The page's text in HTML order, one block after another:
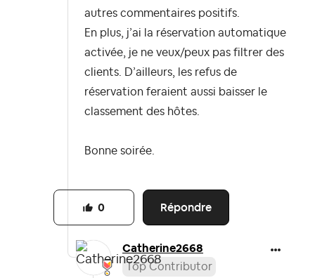
autres commentaires positifs.
En plus, j’ai la réservation automatique
activée, je ne veux/peux pas filtrer des
clients. D’ailleurs, les refus de
réservation feraient aussi baisser le
classement des hôtes.
Bonne soirée.
Répondre
0
Catherine2668
Top Contributor